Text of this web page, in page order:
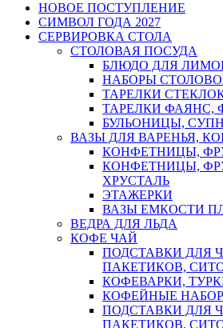
НОВОЕ ПОСТУПЛЕНИЕ
СИМВОЛ ГОДА 2027
СЕРВИРОВКА СТОЛА
СТОЛОВАЯ ПОСУДА
БЛЮДО ДЛЯ
НАБОРЫ
ТАРЕЛКИ
ТАРЕЛКИ ФАЯНС,
БУЛЬОНИЦЫ,
ВАЗЫ ДЛЯ ВАРЕНЬЯ,
КОНФЕТНИЦЫ,
КОНФЕТНИЦЫ,
ХРУСТАЛЬ
ЭТАЖЕРКИ
ВАЗЫ ЕМКОСТИ
ВЕДРА ДЛЯ ЛЬДА
КОФЕ ЧАЙ
ПОДСТАВКИ ДЛЯ
ПАКЕТИКОВ,
КОФЕВАРКИ,
КОФЕЙНЫЕ
ПОДСТАВКИ ДЛЯ
ПАКЕТИКОВ,